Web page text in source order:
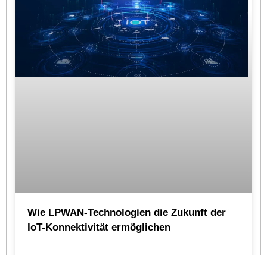
Wie LPWAN-Technologien die Zukunft der
IoT-Konnektivität ermöglichen